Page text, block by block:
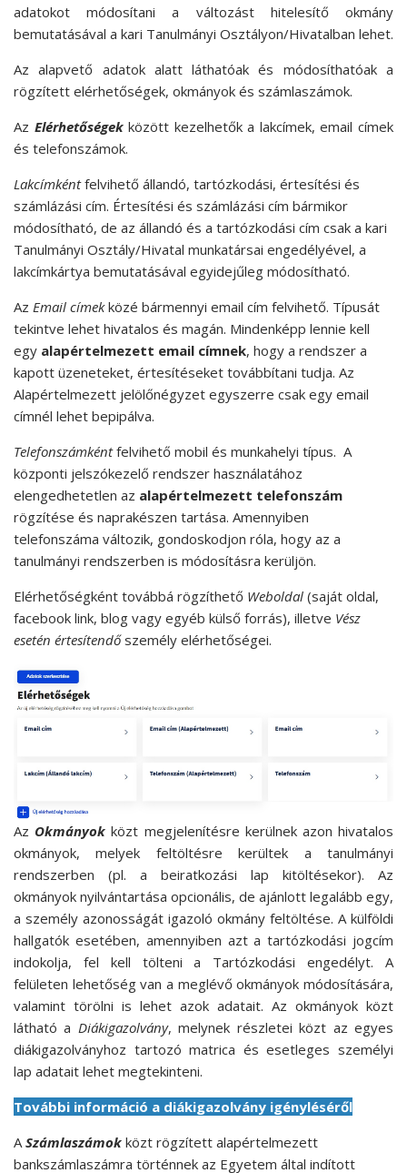
adatokot módosítani a változást hitelesítő okmány
bemutatásával a kari Tanulmányi Osztályon/Hivatalban lehet.
Az alapvető adatok alatt láthatóak és módosíthatóak a
rögzített elérhetőségek, okmányok és számlaszámok.
Az Elérhetőségekközött kezelhetők a lakcímek, email címek
és telefonszámok.
Lakcímkéntfelvihető állandó, tartózkodási, értesítési és
számlázási cím. Értesítési és számlázási cím bármikor
módosítható, de az állandó és a tartózkodási cím csak a kari
Tanulmányi Osztály/Hivatal munkatársai engedélyével, a
lakcímkártya bemutatásával egyidejűleg módosítható.
Az Email címekközé bármennyi email cím felvihető. Típusát
tekintve lehet hivatalos és magán. Mindenképp lennie kell
egy alapértelmezett email címnek, hogy a rendszer a
kapott üzeneteket, értesítéseket továbbítani tudja. Az
Alapértelmezett jelölőnégyzet egyszerre csak egy email
címnél lehet bepipálva.
Telefonszámkéntfelvihető mobil és munkahelyi típus. A
központi jelszókezelő rendszer használatához
elengedhetetlen az alapértelmezett telefonszám
rögzítése és naprakészen tartása. Amennyiben
telefonszáma változik, gondoskodjon róla, hogy az a
tanulmányi rendszerben is módosításra kerüljön.
Elérhetőségként továbbá rögzíthető Weboldal (saját oldal,
facebook link, blog vagy egyéb külső forrás), illetve Vész
esetén értesítendőszemély elérhetőségei.
Az Okmányok közt megjelenítésre kerülnek azon hivatalos
okmányok, melyek feltöltésre kerültek a tanulmányi
rendszerben (pl. a beiratkozási lap kitöltésekor). Az
okmányok nyilvántartása opcionális, de ajánlott legalább egy,
a személy azonosságát igazoló okmány feltöltése. A külföldi
hallgatók esetében, amennyiben azt a tartózkodási jogcím
indokolja, fel kell tölteni a Tartózkodási engedélyt. A
felületen lehetőség van a meglévő okmányok módosítására,
valamint törölni is lehet azok adatait. Az okmányok közt
látható a Diákigazolvány, melynek részletei közt az egyes
diákigazolványhoz tartozó matrica és esetleges személyi
lap adatait lehet megtekinteni.
További információ a diákigazolvány igényléséről
ASzámlaszámok közt rögzített alapértelmezett
bankszámlaszámra történnek az Egyetem által indított